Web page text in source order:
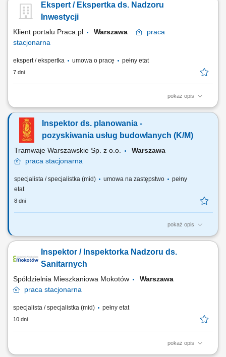
obowiązującymi normami technicznymi oraz zasadami wiedzy
technicznej; potwierdzenie faktycznie wykonanych robót; sprawdzanie i
Ekspert / Ekspertka ds. Nadzoru
Inwestycji
Klient portalu Praca.pl Warszawa
praca
stacjonarna
ekspert / ekspertka umowa o pracę pełny etat
7 dni
pokaż opis
Koordynacja oraz nadzór nad inwestycjami i remontami w zakresie
instalacji elektrycznych oraz elektroenergetycznych. Ocena stanu
technicznego obiektów, infrastruktury i urządzeń pod kątem
bezpieczeństwa oraz niezawodności eksploatacji. Weryfikacja
dokumentacji projektowej, kosztorysów oraz...
Inspektor ds. planowania -
pozyskiwania usług budowlanych (K/M)
Tramwaje Warszawskie Sp. z o.o.
Warszawa
praca stacjonarna
specjalista / specjalistka (mid) umowa na zastępstwo
pełny
etat
8 dni
pokaż opis
Będziesz odpowiadać za​: udział w opracowywaniu planów na
potrzeb na usługi, wykonywanie czynności związanych z realizacją
zamówień publicznych na usługi (opracowywanie zamówień,
Inspektor / Inspektorka Nadzoru ds.
Sanitarnych
Spółdzielnia Mieszkaniowa Mokotów
Warszawa
praca stacjonarna
specjalista / specjalistka (mid) pełny etat
10 dni
pokaż opis
wymiar pracy: cały etat